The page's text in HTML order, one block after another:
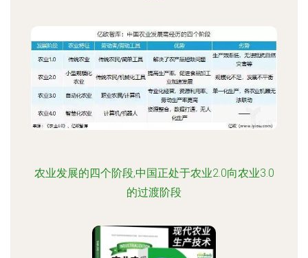
农业发展的四个阶段,中国正处于农业2.0向农业3.0
的过渡阶段